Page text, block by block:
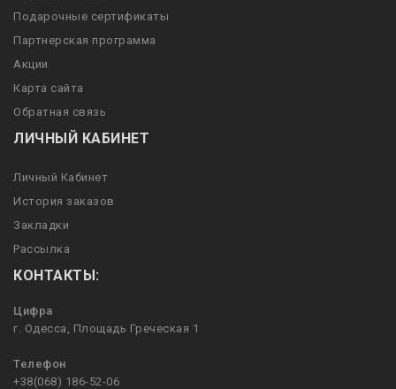
Подарочные сертификаты
Партнерская программа
Акции
Карта сайта
Обратная связь
ЛИЧНЫЙ КАБИНЕТ
Личный Кабинет
История заказов
Закладки
Рассылка
КОНТАКТЫ:
Цифра
г. Одесса, Площадь Греческая 1
Телефон
+38(068) 186-52-06